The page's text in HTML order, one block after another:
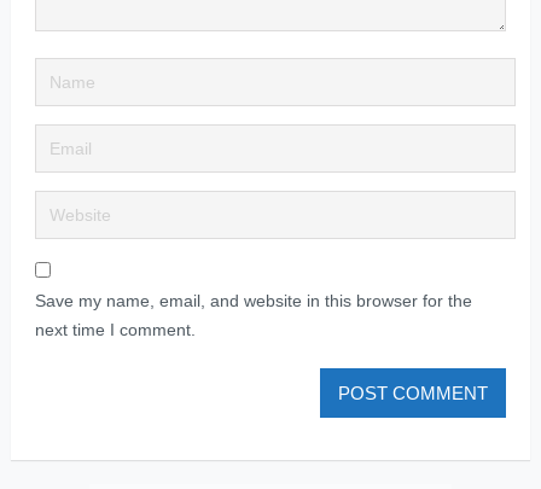
Save my name, email, and website in this browser for the
next time I comment.